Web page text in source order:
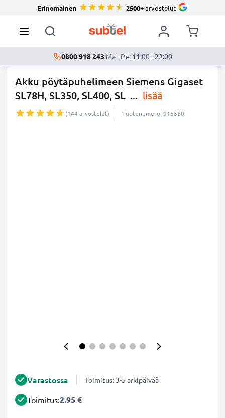
Erinomainen 2500+arvostelut
0800 918 243·Ma - Pe: 11:00 - 22:00
Akku pöytäpuhelimeen Siemens Gigaset
SL78H, SL350, SL400, SL ... lisää
(144 arvostelut) Tuotenumero: 915560
Varastossa Toimitus: 3-5 arkipäivää
Toimitus:2.95 €